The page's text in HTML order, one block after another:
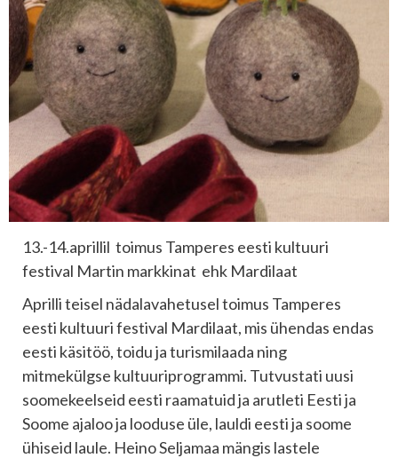
13.-14.aprillil toimus Tamperes eesti kultuuri
festival Martin markkinat ehk Mardilaat
Aprilli teisel nädalavahetusel toimus Tamperes
eesti kultuuri festival Mardilaat, mis ühendas endas
eesti käsitöö, toidu ja turismilaada ning
mitmekülgse kultuuriprogrammi. Tutvustati uusi
soomekeelseid eesti raamatuid ja arutleti Eesti ja
Soome ajaloo ja looduse üle, lauldi eesti ja soome
ühiseid laule. Heino Seljamaa mängis lastele